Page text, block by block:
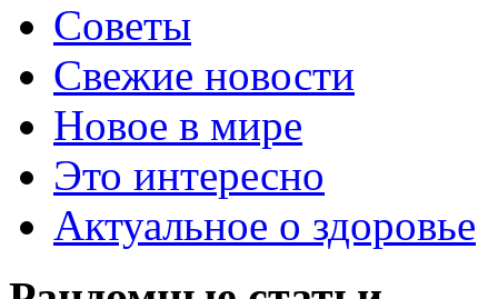
Советы
Свежие новости
Новое в мире
Это интересно
Актуальное о здоровье